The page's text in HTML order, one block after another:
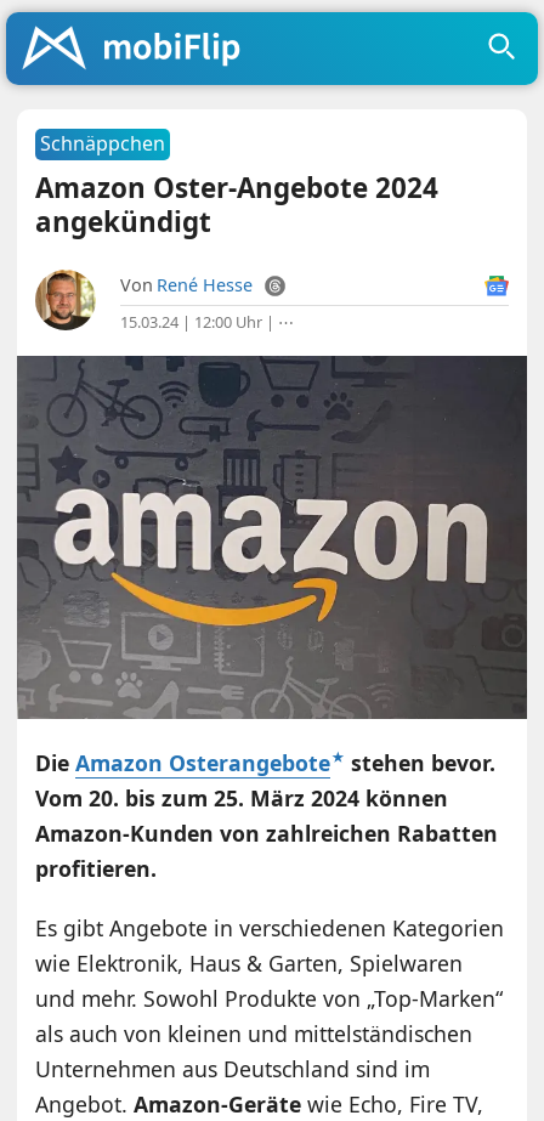
Schnäppchen
Amazon Oster-Angebote 2024
angekündigt
Von René Hesse
15.03.24 | 12:00 Uhr | ⋯
DieAmazon Osterangebote
stehen bevor.
Vom 20. bis zum 25. März 2024 können
Amazon-Kunden von zahlreichen Rabatten
profitieren.
Es gibt Angebote in verschiedenen Kategorien
wie Elektronik, Haus & Garten, Spielwaren
und mehr. Sowohl Produkte von „Top-Marken“
als auch von kleinen und mittelständischen
Unternehmen aus Deutschland sind im
Angebot.Amazon-Geräte wie Echo, Fire TV,